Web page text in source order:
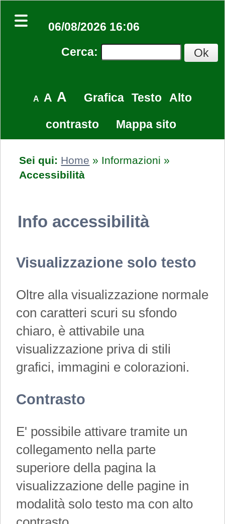
06/08/2026 16:06
Cerca:
A A A Grafica Testo Alto
contrasto Mappa sito
Sei qui: Home » Informazioni »
Accessibilità
Info accessibilità
Visualizzazione solo testo
Oltre alla visualizzazione normale
con caratteri scuri su sfondo
chiaro, è attivabile una
visualizzazione priva di stili
grafici, immagini e colorazioni.
Contrasto
E' possibile attivare tramite un
collegamento nella parte
superiore della pagina la
visualizzazione delle pagine in
modalità solo testo ma con alto